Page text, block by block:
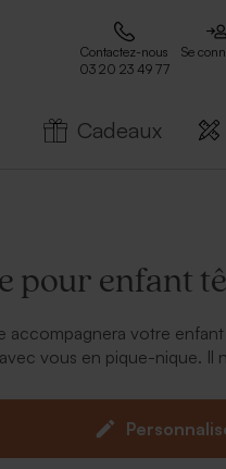
Contactez-nous
03 20 23 49 77
Se
Cadeaux
pour enfant
accompagnera votre enfant
vous en pique-nique. Il
n'est pas isotherme